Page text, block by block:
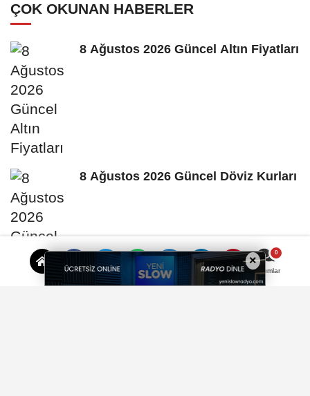
Yorumlar
ÇOK OKUNAN HABERLER
8 Ağustos 2026 Güncel Altın Fiyatları
8 Ağustos 2026 Güncel Döviz Kurları
×